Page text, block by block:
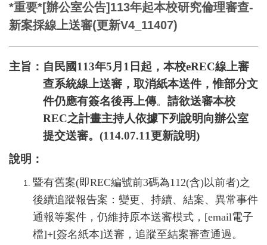
*重要*[辦公室公告]113年起本校研究倫理審查-
新案採線上送審(更新V4_11407)
主旨：自民國113年5月 1 日起，本校eREC線上審
查系統線上送審，取消紙本送件，惟部分文
件仍應有簽名後再上傳。 請欲送審本校
REC之計畫主持人依據下列說明向辦公室
提交送審。(114.07.11更新說明)
說明：
暨有舊案(即REC編號前3碼為112(含)以前者)之
後續追蹤報告案 ：變更、持續、結案、異常事件
通報等案件，仍維持原本送審模式， [email電子
檔]+[簽名紙本]送審，追蹤至結案審查通過。